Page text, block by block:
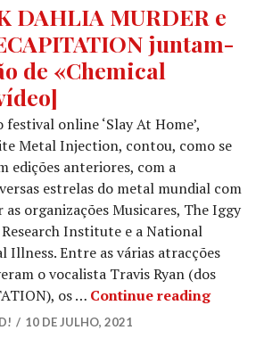
DAHLIA MURDER e
juntam-
de «Chemical
online ‘Slay At Home’,
Metal Injection, contou, como se
edições anteriores, com a
estrelas do metal mundial com
organizações Musicares, The Iggy
Institute e a National
Illness. Entre as várias atracções
o vocalista Travis Ryan (dos
os … Continue readingTHE
10 DE JULHO, 2021